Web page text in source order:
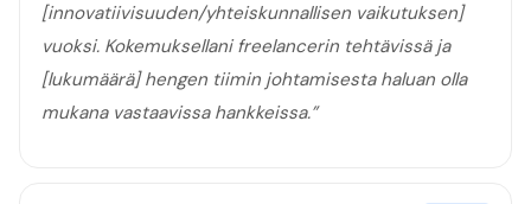
[innovatiivisuuden/yhteiskunnallisen vaikutuksen]
vuoksi. Kokemuksellani freelancerin tehtävissä ja
[lukumäärä] hengen tiimin johtamisesta haluan olla
mukana vastaavissa hankkeissa.”